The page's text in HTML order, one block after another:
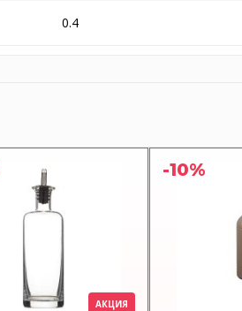
0.4
АКЦИЯ
-10%